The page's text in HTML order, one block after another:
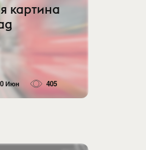
картина
Июн 405